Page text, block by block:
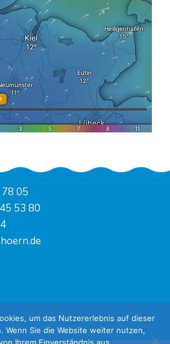
05
53 80
um das Nutzererlebnis auf dieser
Wenn Sie die Website weiter nutzen,